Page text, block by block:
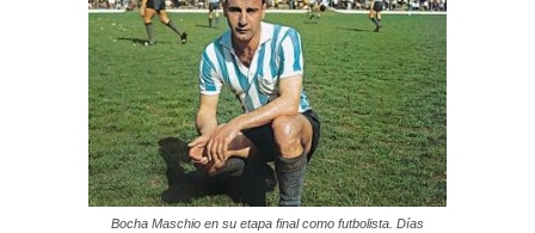
Bocha Maschio en su etapa final como futbolista. Días